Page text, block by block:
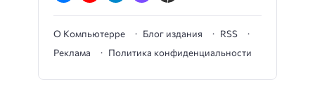
О Компьютерре Блог издания
RSS
Реклама
Политика конфиденциальности